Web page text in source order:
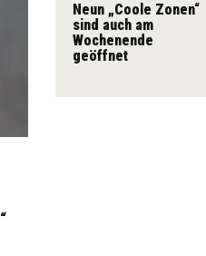
Neun „Coole Zonen“
sind auch am
Wochenende
geöffnet